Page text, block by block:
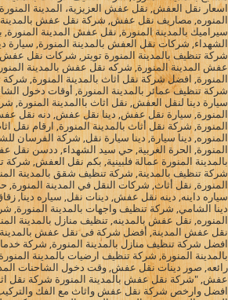
اسعار نقل العفش, نقل عفش العزيزية، المدينة
المنوره, مصاريف نقل عفش, شركة نقل عفش بالمدينة
سيراميك بالمدينة المنورة, نقل عفش المدينة
الشهداء, شركات نقل العفش بالمدينة المنورة,
شركة تنظيف بالمدينة المنورة تويتر, شركات نقل عفش
عفش المدينة المنورة, شركه نقل عفش بالمدينة
المنورة, افضل شركة نقل اثاث بالمدينة المنورة, شركة
شركة تنظيف عمائر بالمدينة المنورة, أوقات دخول
سيارة دينا لنقل العفش, نقل اثاث باالمدينة المنورة,
المنورة, سيارة نقل عفش, دينا نقل عفش, دنه نقل
المنورة, شركة نقل أثاث بالمدينة المنورة, ارقام
المنوره, دينا سيارة, دينا سيارة نقل, شركة الفرسان
المنورة, الحرة الغربية, حي سيد الشهداء, ددسن
بالمدينة المنورة عمالة فلبينية, بكم نقل العفش, شركة
شركة تنظيف بالمدينة, شركة تنظيف شقق بالمدينة
المنورة, نقل أثاث, شركات النقل في المدينة المنورة,
سياره داينه, دينه نقل عفش, دينات نقل, سياره دينا,
دينا الشامي, شركة تنظيف واجهات بالمدينة المنورة,
المنوره, نقل عفش بالمدينه, تنظيف منازل
نقل عفش المدينة, أفضل شركة فى نقل عفش بالمدينة
افضل شركة تنظيف منازل بالمدينة المنورة, شركة
بالمدينة المنورة, شركة تنظيف ارضيات بالمدينة
رائعه, صور دينات نقل عفش, وقت دخول الشاحنات
عفش, "شركة نقل عفش بالمدينة المنورة شركة نقل
افضل وارخص شركة نقل عفش واثاث مع الفك والتركيب